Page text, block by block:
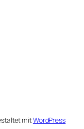
mitWordPress